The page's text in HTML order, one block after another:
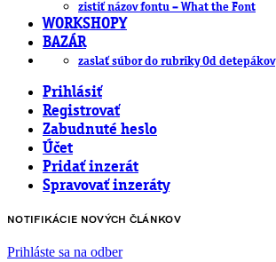
zistiť názov fontu – What the Font
WORKSHOPY
BAZÁR
zaslať súbor do rubriky Od detepákov
Prihlásiť
Registrovať
Zabudnuté heslo
Účet
Pridať inzerát
Spravovať inzeráty
NOTIFIKÁCIE NOVÝCH ČLÁNKOV
Prihláste sa na odber